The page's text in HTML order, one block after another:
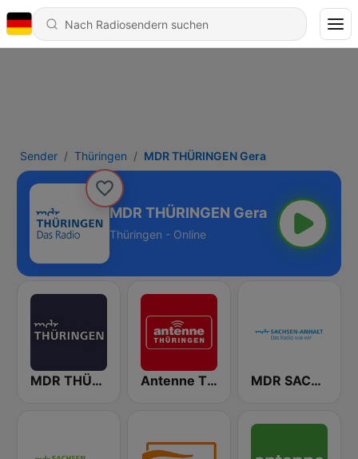
Sender Thüringen MDR THÜRINGEN Gera
MDR THÜRINGEN Gera
Thüringen - Online
MDR THÜRINGEN Erfurt Antenne Thüringen MDR SACHSEN-ANHALT Magdeburg